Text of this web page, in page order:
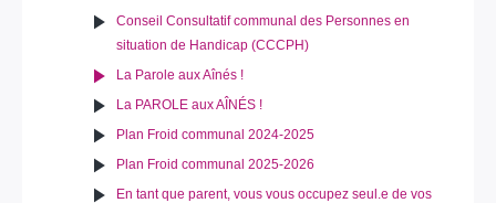
Conseil Consultatif communal des Personnes en
situation de Handicap (CCCPH)
La Parole aux Aînés !
La PAROLE aux AÎNÉS !
Plan Froid communal 2024-2025
Plan Froid communal 2025-2026
En tant que parent, vous vous occupez seul.e de vos